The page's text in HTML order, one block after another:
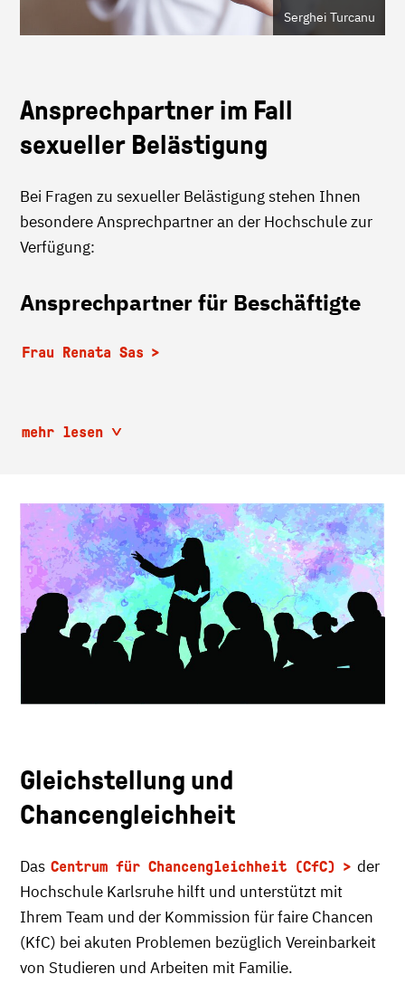
Serghei Turcanu
Ansprechpartner im Fall
sexueller Belästigung
Bei Fragen zu sexueller Belästigung stehen Ihnen
besondere Ansprechpartner an der Hochschule zur
Verfügung:
Ansprechpartner für Beschäftigte
Frau Renata Sas
mehr lesen
Gleichstellung und
Chancengleichheit
Das Centrum für Chancengleichheit (CfC)
der
Hochschule Karlsruhe hilft und unterstützt mit
Ihrem Team und der Kommission für faire Chancen
(KfC) bei akuten Problemen bezüglich Vereinbarkeit
von Studieren und Arbeiten mit Familie.